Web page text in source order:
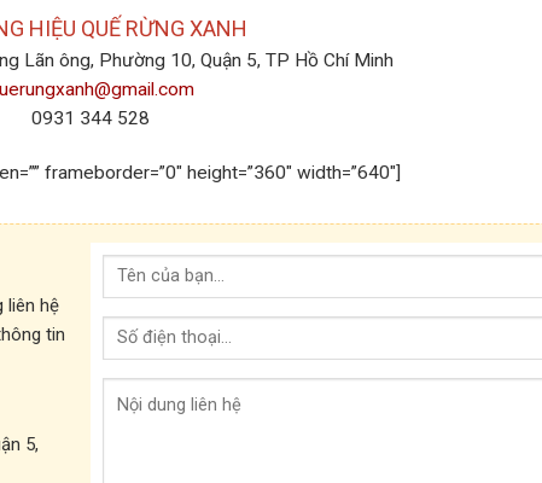
HIỆU QUẾ RỪNG XANH
Lãn ông, Phường 10, Quận 5, TP Hồ Chí Minh
0931 344 528
frameborder=”0″ height=”360″ width=”640″]
liên hệ
tin
5,